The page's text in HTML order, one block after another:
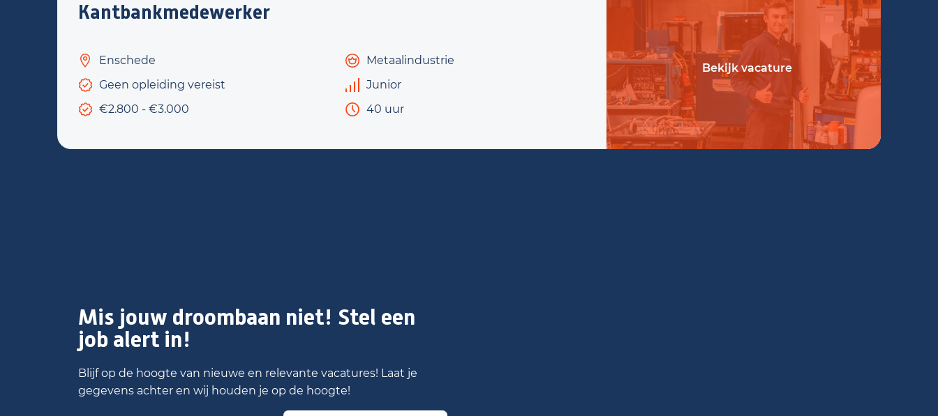
Kantbankmedewerker
Enschede
Metaalindustrie
Geen opleiding vereist
Junior
€2.800 - €3.000
40 uur
Bekijk vacature
Mis jouw droombaan niet! Stel een
job alert in!
Blijf op de hoogte van nieuwe en relevante vacatures! Laat je
gegevens achter en wij houden je op de hoogte!